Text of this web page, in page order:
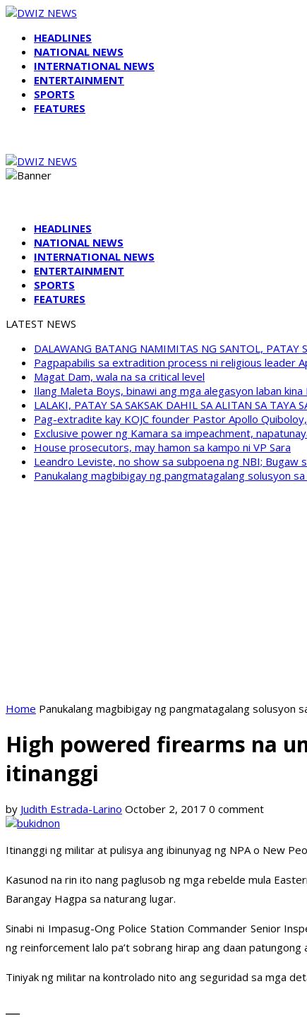
HEADLINES
NATIONAL NEWS
INTERNATIONAL NEWS
ENTERTAINMENT
SPORTS
FEATURES
HEADLINES
NATIONAL NEWS
INTERNATIONAL NEWS
ENTERTAINMENT
SPORTS
FEATURES
LATEST NEWS
DALAWANG BATANG NAMIMITAS NG SANTOL, PATAY
Pagpapabilis sa extradition process ni religious leader
Magat Dam, wala na sa critical level
Ilang Maleta Boys, binawi ang mga alegasyon laban
LALAKI, PATAY SA SAKSAK DAHIL SA ALITAN SA TAYA
Pag-extradite kay KOJC founder Pastor Apollo
Exclusive power ng Kamara sa impeachment,
House prosecutors, may hamon sa kampo ni VP Sara
Leandro Leviste, no show sa subpoena ng NBI; Bugaw
Panukalang magbibigay ng pangmatagalang solusyon
Home Panukalang magbibigay ng pangmatagalang solusyon
High powered firearms na
itinanggi
by Judith Estrada-Larino October 2, 2017 0 comment
Itinanggi ng militar at pulisya ang ibinunyag ng NPA o New
Kasunod na rin ito nang paglusob ng mga rebelde mula
Barangay Hagpa sa naturang lugar.
Sinabi ni Impasug-Ong Police Station Commander Senior
ng reinforcement lalo pa’t sobrang hirap ang daan patungong
Tiniyak ng militar na kontrolado nito ang seguridad sa mga